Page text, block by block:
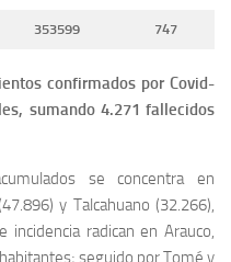
353599 747
confirmados por Covid-
sumando 4.271 fallecidos
se concentra en
y Talcahuano (32.266),
radican en Arauco,
seguido por Tomé y